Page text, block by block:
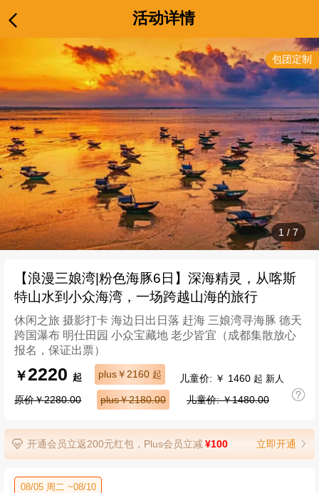
活动详情
1 / 7
【浪漫三娘湾|粉色海豚6日】深海精灵，从喀斯
特山水到小众海湾，一场跨越山海的旅行
休闲之旅 摄影打卡 海边日出日落 赶海 三娘湾寻海豚 德天
跨国瀑布 明仕田园 小众宝藏地 老少皆宜（成都集散放心
报名，保证出票）
￥2220起 plus￥2160 起 儿童价: ￥ 1460 起 新人
原价￥2280.00 plus￥2180.00 儿童价: ￥1480.00
开通会员立返200元红包，Plus会员立减¥100 立即开通
08/05 周二 ~08/10
包团定制